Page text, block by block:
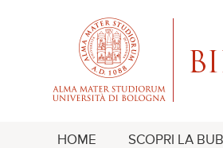
HOME SCOPRI LA BUB